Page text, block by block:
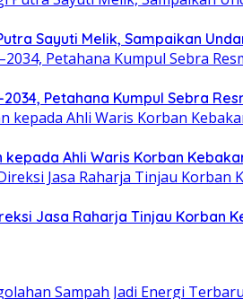
Sayuti Melik, Sampaikan
Petahana Kumpul Sebra
Ahli Waris Korban
Jasa Raharja Tinjau Korban